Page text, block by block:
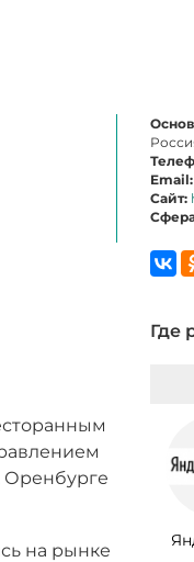
Оренбурге
на рынке
Email:
Сайт:
Где